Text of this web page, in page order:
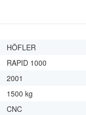
HÖFLER
RAPID 1000
2001
1500 kg
CNC